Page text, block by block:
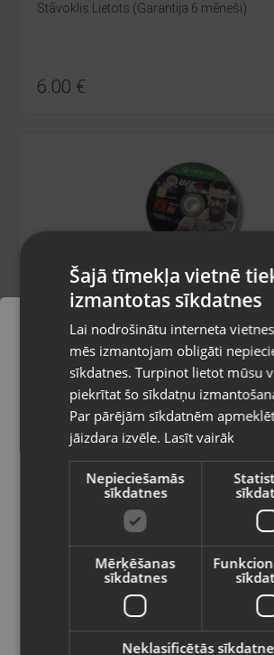
Stāvoklis Lietots (Garantija 6 mēneši)
6.00 €
Xbox One UCF 3
Jēkabpils, Brīvības iela 146
Stāvoklis Lietots (Garantija 6 mēneši)
11.00€
Xbox One EA Games Madden
Pasūtījumi tiks
izvēlēto valsti
Vietnes saturs būs attēlots
valodā
Valsts
Latviešu / Latvian
Šajā tīmekļa vietnē
izmantotas sīkdatnes
Lai nodrošinātu interneta
mēs izmantojam obligāti
sīkdatnes. Turpinot lietot mūsu
piekrītat šo sīkdatņu
Par pārējām sīkdatnēm
jāizdara izvēle. Lasīt vairāk
Nepieciešamās
sīkdatnes
Mērķēšanas
sīkdatnes
Neklasificētās